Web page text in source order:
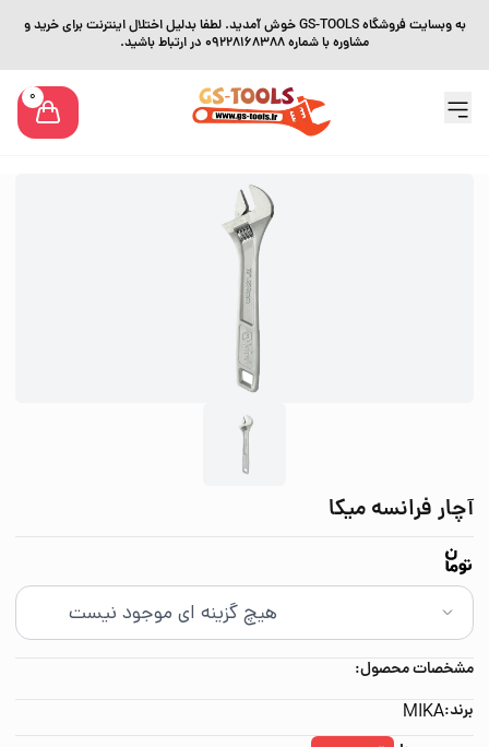
به وبسایت فروشگاه GS-TOOLS خوش آمدید. لطفا بدلیل اختلال اینترنت برای خرید و
مشاوره با شماره 09228168388 در ارتباط باشید.
0
آچار فرانسه میکا
مشخصات محصول:
برند:MIKA